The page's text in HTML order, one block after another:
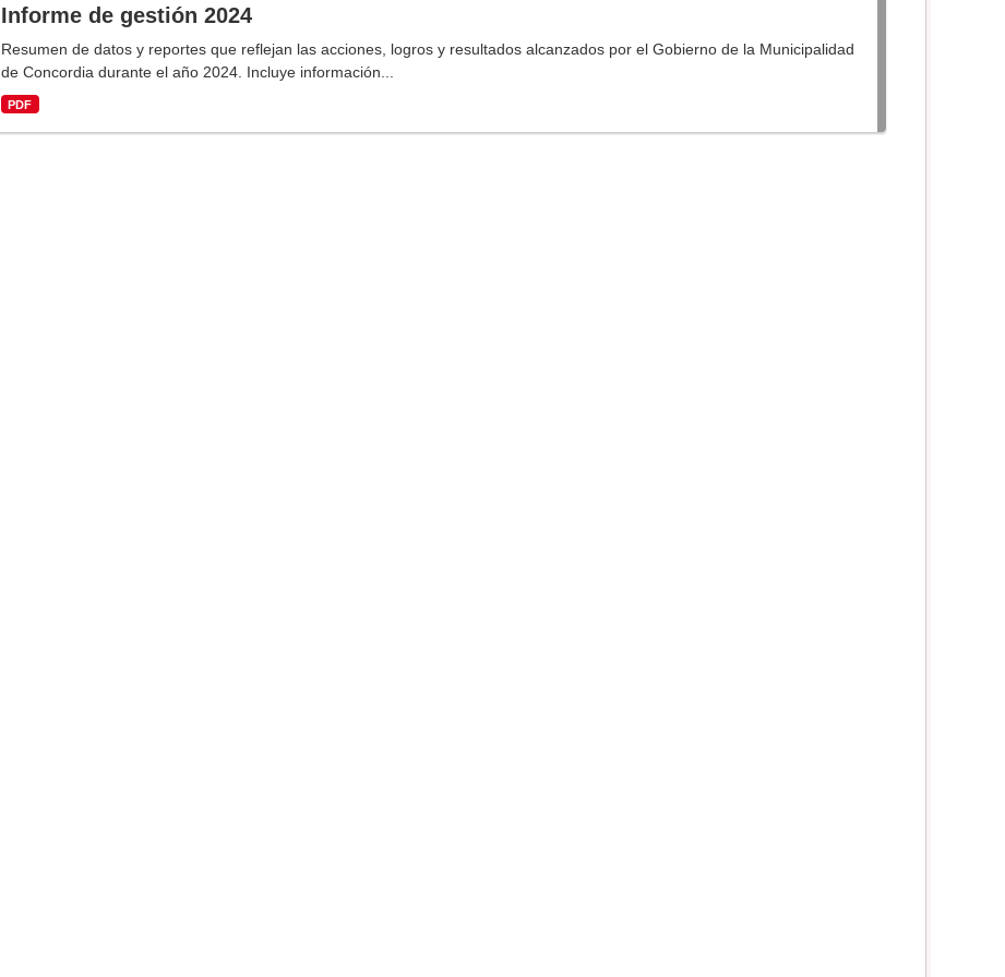
Informe de gestión 2024
Resumen de datos y reportes que reflejan las acciones, logros y resultados alcanzados por el Gobierno de la Municipalidad
de Concordia durante el año 2024. Incluye información...
PDF